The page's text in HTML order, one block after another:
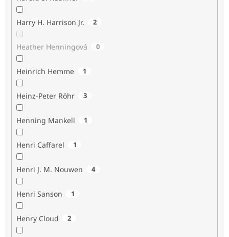
Harry H. Harrison Jr. 2
Heather Henningová 0
Heinrich Hemme 1
Heinz-Peter Röhr 3
Henning Mankell 1
Henri Caffarel 1
Henri J. M. Nouwen 4
Henri Sanson 1
Henry Cloud 2